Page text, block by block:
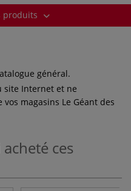
produits
général.
site Internet et ne
magasins Le Géant des
ces